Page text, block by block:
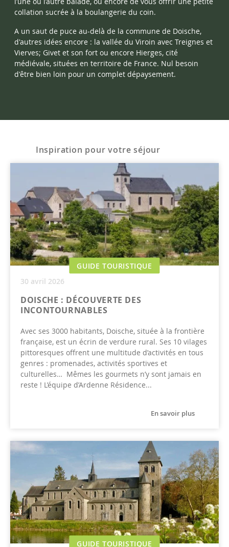
collation sucrée à la boulangerie du coin.
A un saut de puce au-delà de la commune de Doische,
d'autres idées encore : la vallée du Viroin avec Treignes et
Vierves; Givet et son fort ou encore Hierges, cité
médiévale, situées en territoire de France. Nul besoin
d'être bien loin pour un complet dépaysement.
Inspiration pour votre séjour
GUIDE TOURISTIQUE
30 avril 2026
DOISCHE : DÉCOUVERTE DES
INCONTOURNABLES
Avec ses 3000 habitants, Doische, située à la frontière
française, est un écrin de verdure rural. Ses 10 vilages
pittoresques offrent une multitude d’activités en tous
genres : promenades, activités sportives et
culturelles… Mêmes les gourmets n’y sont jamais en
reste ! L’équipe d’Ardenne Résidence...
En savoir plus
GUIDE TOURISTIQUE